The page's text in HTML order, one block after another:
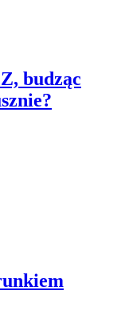
budząc